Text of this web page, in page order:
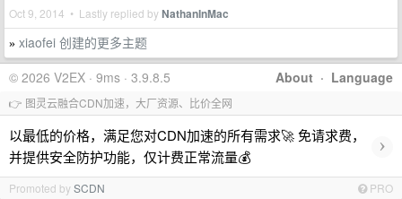
Oct 9, 2014 • Lastly replied byNathanInMac
» xiaofei 创建的更多主题
About · Language
© 2026 V2EX · 9ms · 3.9.8.5
👉 图灵云融合CDN加速，大厂资源、比价全网
以最低的价格，满足您对CDN加速的所有需求🚀 免请求费，
并提供安全防护功能，仅计费正常流量💰
›
Promoted bySCDN PRO